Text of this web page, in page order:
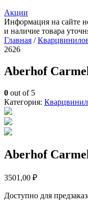
Акции
Информация на сайте
и наличие товара
Главная /
2626
Aberhof
0 out of 5
Категория:
Aberhof
3501,00 ₽
Доступно для